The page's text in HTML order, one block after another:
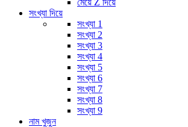
মেয়ে Z দিয়ে
সংখ্যা দিয়ে
সংখ্যা 1
সংখ্যা 2
সংখ্যা 3
সংখ্যা 4
সংখ্যা 5
সংখ্যা 6
সংখ্যা 7
সংখ্যা 8
সংখ্যা 9
নাম খুজুন